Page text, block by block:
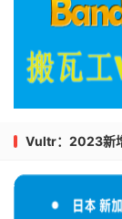
Vultr：2023新